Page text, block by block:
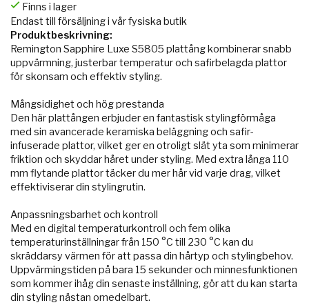
Finns i lager
Endast till försäljning i vår fysiska butik
Produktbeskrivning:
Remington Sapphire Luxe S5805 plattång kombinerar snabb
uppvärmning, justerbar temperatur och safirbelagda plattor
för skonsam och effektiv styling.
Mångsidighet och hög prestanda
Den här plattången erbjuder en fantastisk stylingförmåga
med sin avancerade keramiska beläggning och safir-
infuserade plattor, vilket ger en otroligt slät yta som minimerar
friktion och skyddar håret under styling. Med extra långa 110
mm flytande plattor täcker du mer hår vid varje drag, vilket
effektiviserar din stylingrutin.
Anpassningsbarhet och kontroll
Med en digital temperaturkontroll och fem olika
temperaturinställningar från 150 °C till 230 °C kan du
skräddarsy värmen för att passa din hårtyp och stylingbehov.
Uppvärmingstiden på bara 15 sekunder och minnesfunktionen
som kommer ihåg din senaste inställning, gör att du kan starta
din styling nästan omedelbart.